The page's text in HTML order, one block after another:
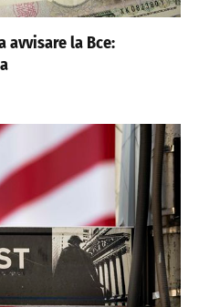
avvisare la Bce: